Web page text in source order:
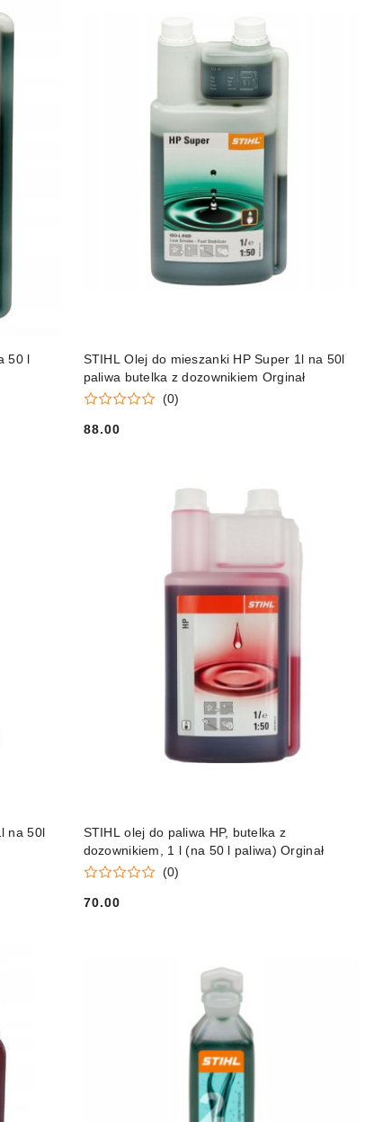
50 l
STIHL Olej do mieszanki HP Super 1l na 50l
paliwa butelka z dozownikiem Orginał
(0)
Cena:
88.00
DO KOSZYKA
na 50l
STIHL olej do paliwa HP, butelka z
dozownikiem, 1 l (na 50 l paliwa) Orginał
(0)
Cena:
70.00